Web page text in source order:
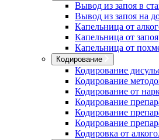
Вывод из запоя в
Вывод из запоя на
Капельница от
Капельница от запоя
Капельница от
Кодирование
Кодирование
Кодирование
Кодирование от
Кодирование
Кодирование
Кодирование
Кодировка от